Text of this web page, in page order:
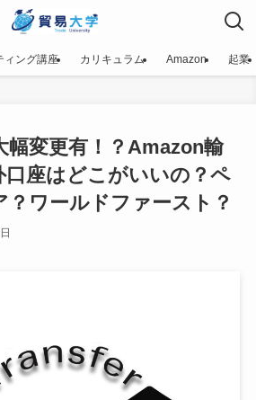
ィング講座 カリキュラム Amazon 起業
幅変更有！？Amazon輸
口座はどこがいいの？ペ
？ワールドファースト？